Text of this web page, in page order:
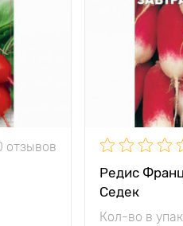
отзывов
Редис
Седек
Кол-во в